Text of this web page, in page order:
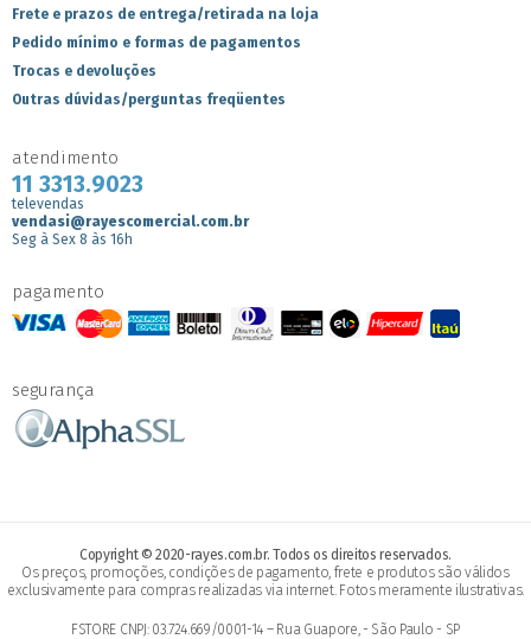
Frete e prazos de entrega/retirada na loja
Pedido mínimo e formas de pagamentos
Trocas e devoluções
Outras dúvidas/perguntas freqüentes
atendimento
11 3313.9023
televendas
vendasi@rayescomercial.com.br
Seg à Sex 8 às 16h
pagamento
segurança
Copyright © 2020-rayes.com.br. Todos os direitos reservados.
Os preços, promoções, condições de pagamento, frete e produtos são válidos
exclusivamente para compras realizadas via internet. Fotos meramente ilustrativas.
FSTORE CNPJ: 03.724.669/0001-14 – Rua Guapore, - São Paulo - SP